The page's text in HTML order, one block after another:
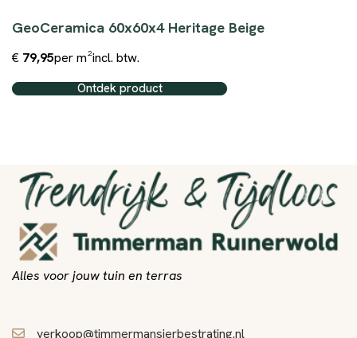
GeoCeramica 60x60x4 Heritage Beige
€ 79,95per m²incl. btw.
Ontdek product
Alles voor jouw tuin en terras
verkoop@timmermansierbestrating.nl